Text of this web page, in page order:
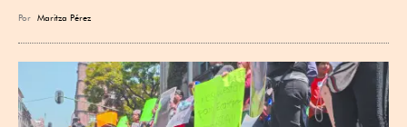
Por Maritza Pérez